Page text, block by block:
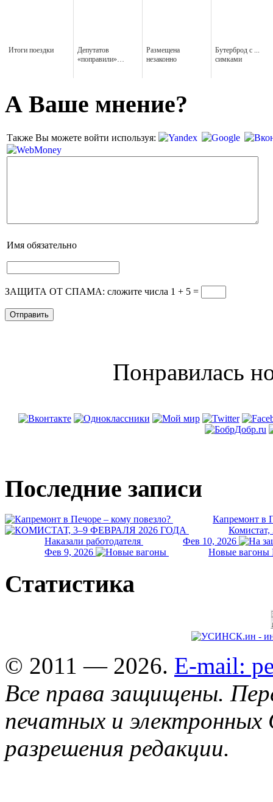
Итоги поездки
Депутатов
«поправили»…
Размещена
незаконно
Бутерброд с ...
симками
А Ваше мнение?
Также Вы можете войти используя:
Имя обязательно
ЗАЩИТА ОТ СПАМА: сложите числа 1 + 5 =
Понравилась
Последние записи
Капремонт в
Комистат,
Наказали работодателя
Фев 10, 2026
Фев 9, 2026
Новые вагоны
Статистика
© 2011 — 2026. E-mail:
Все права защищены.
печатных и
разрешения редакции.